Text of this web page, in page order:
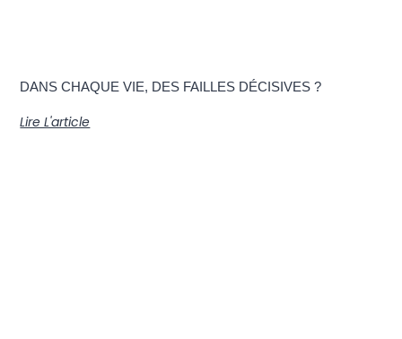
DANS CHAQUE VIE, DES FAILLES DÉCISIVES ?
Lire L'article